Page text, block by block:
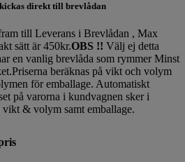
direkt till brevlådan
till Leverans i Brevlådan , Max
sätt är 450kr.OBS !! Välj ej detta
en vanlig brevlåda som rymmer Minst
beräknas på vikt och volym
för emballage. Automatiskt
på varorna i kundvagnen sker i
vikt & volym samt emballage.